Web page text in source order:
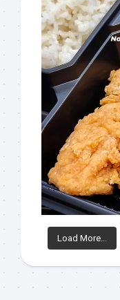
Load More...